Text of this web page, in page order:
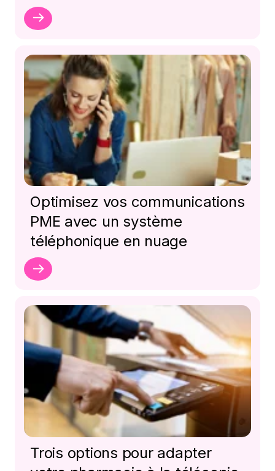
Optimisez vos communications
PME avec un système
téléphonique en nuage
Trois options pour adapter